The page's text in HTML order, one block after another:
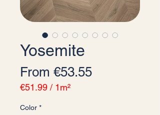
Yosemite
From €53.55Sale Price
€51.99 / 1m²
per
Color *